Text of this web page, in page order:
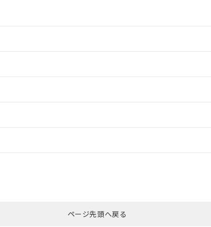
ダウンロードはこちらページ先頭へ戻る